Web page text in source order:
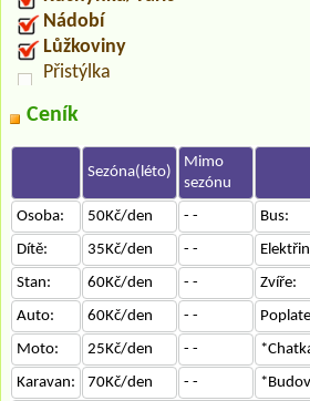
Nádobí
Lůžkoviny
Přistýlka
Ceník
Sezóna(léto)
Mimo
sezónu
Osoba:
50Kč/den - - Bus:
Dítě:
35Kč/den - -
Stan:
60Kč/den - - Zvíře:
Auto:
60Kč/den - -
Moto:
25Kč/den - -
Karavan:
70Kč/den - -